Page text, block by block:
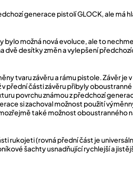
generace pistolí GLOCK, ale má
bylo možná nová evoluce, ale to
dvě desítky změn a vylepšení
tvaru závěru a rámu pistole. Závěr je
přední části závěru přibyly
povrchu známou z předchozí
si zachoval možnost použití
také možnost oboustranného
rukojeti (rovná přední část je
šachty usnadňující rychlejší a